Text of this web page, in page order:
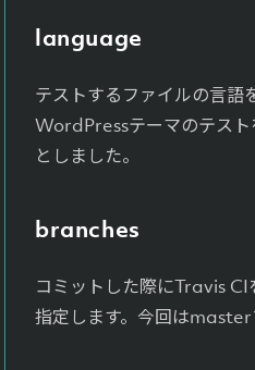
language
テストするファイルの言語
WordPressテーマのテスト
としました。
branches
コミットした際にTravis CI
指定します。今回はmaster